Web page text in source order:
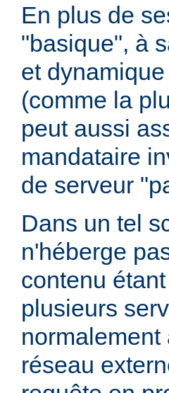
En plus de
"basique", à
et
(comme la
peut aussi
mandataire
de serveur
Dans un tel
n'héberge
contenu
plusieurs
réseau